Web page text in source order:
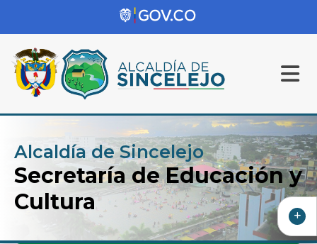
Alcaldía de Sincelejo
Secretaría de Educación y
Cultura